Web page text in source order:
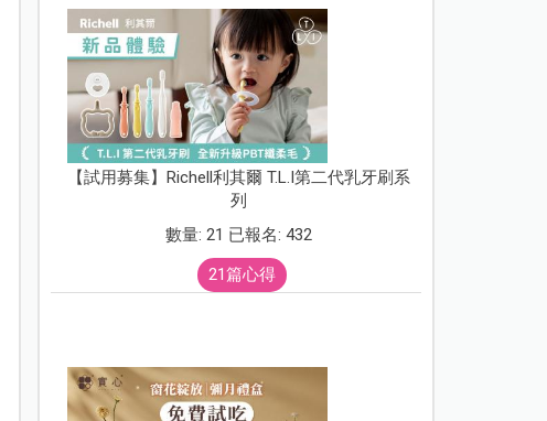
【試用募集】Richell利其爾 T.L.I第二代乳牙刷系
列
數量: 21 已報名: 432
21篇心得